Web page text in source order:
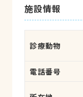
施設情報
診療動物
電話番号